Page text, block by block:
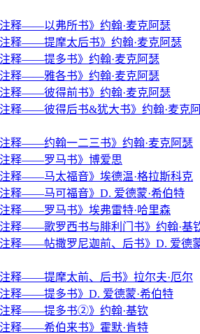
注释——以弗所书》约翰·麦克阿瑟
注释——提摩太后书》约翰·麦克阿瑟
注释——提多书》约翰·麦克阿瑟
注释——雅各书》约翰·麦克阿瑟
注释——彼得前书》约翰·麦克阿瑟
注释——彼得后书&犹大书》约翰·麦克
注释——约翰一二三书》约翰·麦克阿瑟
注释——罗马书》博爱思
注释——马太福音》埃德温·格拉斯科克
注释——马可福音》D. 爱德蒙·希伯特
注释——罗马书》埃弗雷特·哈里森
注释——歌罗西书与腓利门书》约翰·基
注释——帖撒罗尼迦前、后书》D. 爱德
注释——提摩太前、后书》拉尔夫·厄尔
注释——提多书》D. 爱德蒙·希伯特
注释——提多书②》约翰·基钦
注释——希伯来书》霍默·肯特